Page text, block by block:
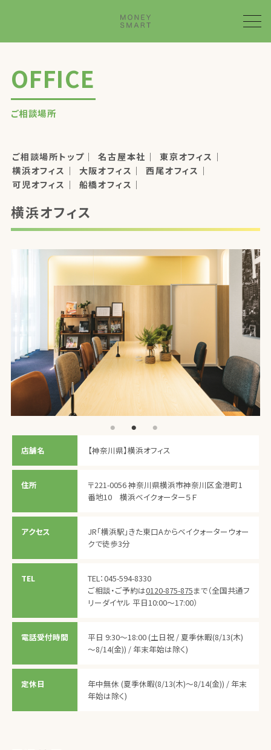
OFFICE
ご相談場所
ご相談場所トップ 名古屋本社
東京オフィス
横浜オフィス
大阪オフィス
西尾オフィス
可児オフィス
船橋オフィス
横浜オフィス
店舗名 【神奈川県】横浜オフィス
住所
〒221-0056 神奈川県横浜市神奈川区金港町1
番地10 横浜ベイクォーター５Ｆ
アクセス
JR「横浜駅」きた東口Aからベイクォーターウォー
クで徒歩3分
TEL
TEL：045-594-8330
ご相談・ご予約は0120-875-875まで（全国共通フ
リーダイヤル 平日10:00～17:00）
電話受付時間 平日 9:30～18:00(土日祝 / 夏季休暇(8/13(木)
～8/14(金)) / 年末年始は除く)
定休日
年中無休 (夏季休暇(8/13(木)～8/14(金)) / 年末
年始は除く)